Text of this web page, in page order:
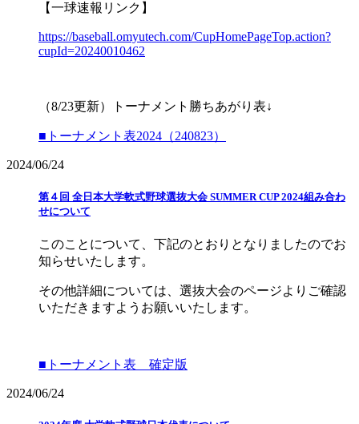
【一球速報リンク】
https://baseball.omyutech.com/CupHomePageTop.action?
cupId=20240010462
（8/23更新）トーナメント勝ちあがり表↓
■トーナメント表2024（240823）
2024/06/24
第４回 全日本大学軟式野球選抜大会 SUMMER CUP 2024組み合わ
せについて
このことについて、下記のとおりとなりましたのでお
知らせいたします。
その他詳細については、選抜大会のページよりご確認
いただきますようお願いいたします。
■トーナメント表 確定版
2024/06/24